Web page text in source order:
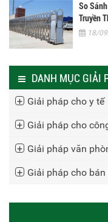
So
Truyền
18/
DANH MỤC GIẢI
Giải pháp cho y tế
Giải pháp cho
Giải pháp văn
Giải pháp cho bán